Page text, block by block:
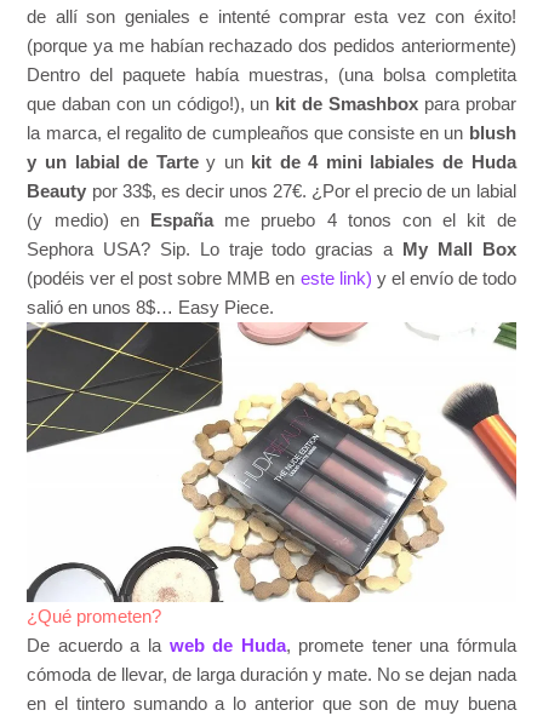
de allí son geniales e intenté comprar esta vez con éxito!
(porque ya me habían rechazado dos pedidos anteriormente)
Dentro del paquete había muestras, (una bolsa completita
que daban con un código!), un kit de Smashboxpara probar
la marca, el regalito de cumpleaños que consiste en un blush
y un labial de Tartey un kit de 4 mini labiales de Huda
Beauty por 33$, es decir unos 27€. ¿Por el precio de un labial
(y medio) en
Españame pruebo 4 tonos con el kit de
Sephora USA? Sip. Lo traje todo gracias a
My Mall Box
(podéis ver el post sobre MMB en este link) y el envío de todo
salió en unos 8$… Easy Piece.
¿Qué prometen?
De acuerdo a la web de Huda, promete tener una fórmula
cómoda de llevar, de larga duración y mate. No se dejan nada
en el tintero sumando a lo anterior que son de muy buena